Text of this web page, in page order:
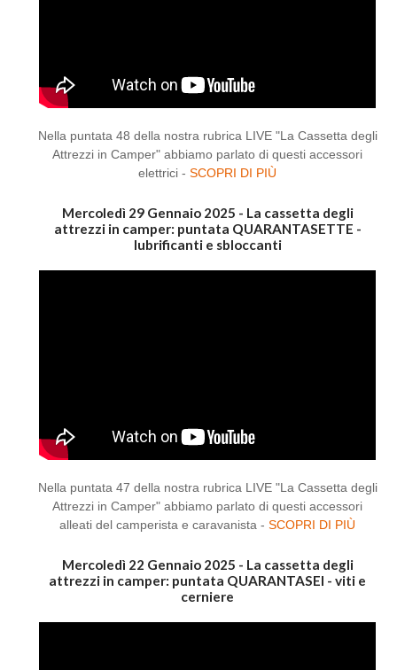
Nella puntata 48 della nostra rubrica LIVE "La Cassetta degli
Attrezzi in Camper" abbiamo parlato di questi accessori
elettrici - SCOPRI DI PIÙ
Mercoledì 29 Gennaio 2025 - La cassetta degli
attrezzi in camper: puntata QUARANTASETTE -
lubrificanti e sbloccanti
Nella puntata 47 della nostra rubrica LIVE "La Cassetta degli
Attrezzi in Camper" abbiamo parlato di questi accessori
alleati del camperista e caravanista - SCOPRI DI PIÙ
Mercoledì 22 Gennaio 2025 - La cassetta degli
attrezzi in camper: puntata QUARANTASEI - viti e
cerniere